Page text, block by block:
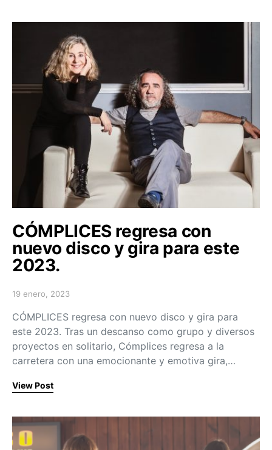
CÓMPLICES regresa con
nuevo disco y gira para este
2023.
Posted on
19 enero, 2023
CÓMPLICES regresa con nuevo disco y gira para
este 2023. Tras un descanso como grupo y diversos
proyectos en solitario, Cómplices regresa a la
carretera con una emocionante y emotiva gira,…
View Post